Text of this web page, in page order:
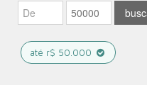
até r$ 50.000